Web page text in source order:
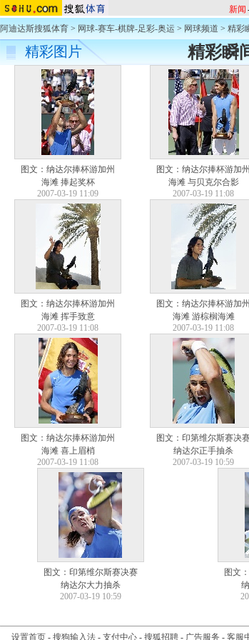
新闻
阿迪达斯搜狐体育 > 网球-赛车-棋牌-足彩-奥运 > 网球频道 > 精彩
精彩图片 精彩瞬
图文：纳达尔捧杯游加州
海滩 捧起奖杯
2007-03-19 11:09
图文：纳达尔捧杯游加州
海滩 与贝克尔合影
2007-03-19 11:08
图文：纳达尔捧杯游加州
海滩 挥手致意
2007-03-19 11:08
图文：纳达尔捧杯游加州
海滩 游棕榈海滩
2007-03-19 11:08
图文：纳达尔捧杯游加州
海滩 喜上眉梢
2007-03-19 11:08
图文：印第维尔斯赛决
纳达尔正手抽杀
2007-03-19 10:59
图文：印第维尔斯赛决赛
纳达尔大力抽杀
2007-03-19 10:59
图文
设置首页- 搜狗输入法- 支付中心- 搜狐招聘- 广告服务 - 客服